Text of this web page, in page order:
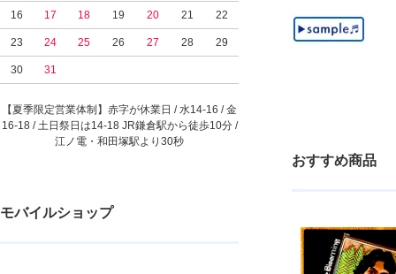
16 17 18 19 20 21 22
23 24 25 26 27 28 29
30 31
【夏季限定営業体制】赤字が休業日 / 水14-16 / 金
16-18 / 土日祭日は14-18 JR鎌倉駅から徒歩10分 /
江ノ電・和田塚駅より30秒
モバイルショップ
おすすめ商品